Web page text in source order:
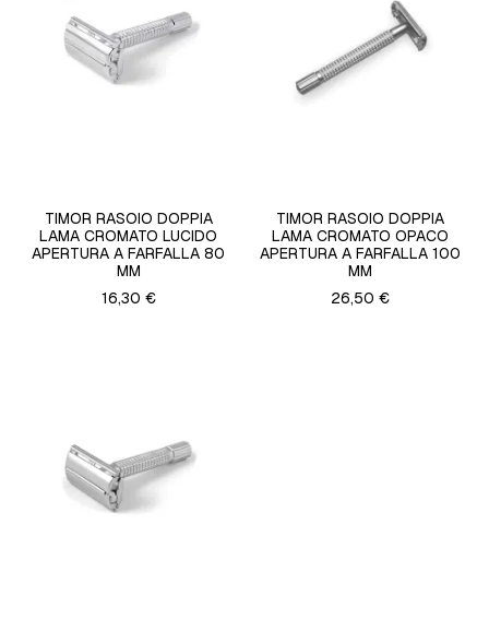
TIMOR RASOIO DOPPIA
LAMA CROMATO LUCIDO
APERTURA A FARFALLA 80
MM
16,30 €
TIMOR RASOIO DOPPIA
LAMA CROMATO OPACO
APERTURA A FARFALLA 100
MM
26,50 €